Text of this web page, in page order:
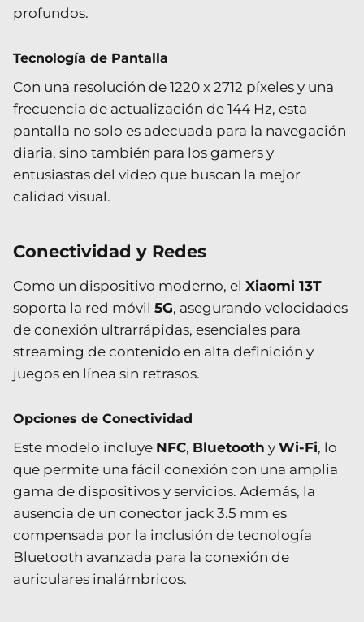
profundos.
Tecnología de Pantalla
Con una resolución de 1220 x 2712 píxeles y una
frecuencia de actualización de 144 Hz, esta
pantalla no solo es adecuada para la navegación
diaria, sino también para los gamers y
entusiastas del video que buscan la mejor
calidad visual.
Conectividad y Redes
Como un dispositivo moderno, el Xiaomi 13T
soporta la red móvil 5G, asegurando velocidades
de conexión ultrarrápidas, esenciales para
streaming de contenido en alta definición y
juegos en línea sin retrasos.
Opciones de Conectividad
Este modelo incluye NFC, Bluetooth y Wi-Fi, lo
que permite una fácil conexión con una amplia
gama de dispositivos y servicios. Además, la
ausencia de un conector jack 3.5 mm es
compensada por la inclusión de tecnología
Bluetooth avanzada para la conexión de
auriculares inalámbricos.